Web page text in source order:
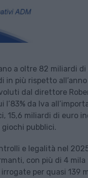
a oltre 82 miliardi
in più rispetto
dal direttore
l’83% da Iva
15,6 miliardi di euro
pubblici.
e legalità nel
con più di 4
per quasi 139